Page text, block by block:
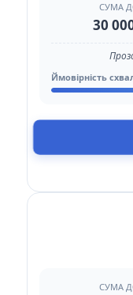
СУМА
30
Ймовірність
СУМА